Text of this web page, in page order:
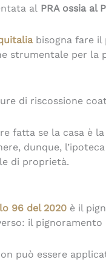
al PRA ossia al
bisogna fare il
strumentale per la
di riscossione
fatta se la casa
dunque,
di proprietà.
96 del 2020 è il
il
può essere